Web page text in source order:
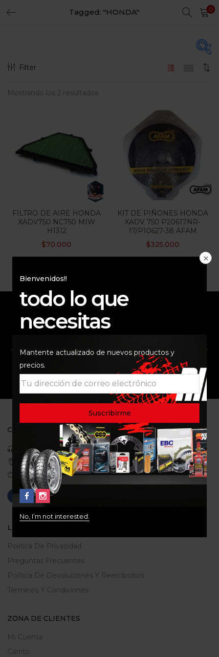
Tagged: "HONDA" 0
Filtro
En oferta(15)
Categorias
Categorias
Filter
Mostrando los 2 resultados
FILTRO DE AIRE HONDA
XADV750 NC750 MIW
H1312
$70.000
KIT DE PIÑONES HONDA
XADV 750 P20617NR-
17/P10627-38 AFAM
$325.000
Bienvenidos!!
todo lo que
necesitas
Mantente actualizado de nuevos productos y
precios.
No, I’m not interested.
ENVÍO RAPIDO Y
SOPORTE COMUNIDAD
CONTACTO
Celular: 3113422933
Medellin, Colombia
Correo: gerencia@ridershouse.co
LEGALES
Politica De Privacidad
Preguntas Frecuentes
Política De Devoluciones Y Reembolsos
Terminos Y Condiciones
ZONA DE CLIENTES
Mi Cuenta
Carrito
REGISTER
Remember me
Lost password?